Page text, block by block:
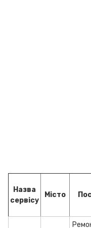
Назва
сервісу
Місто